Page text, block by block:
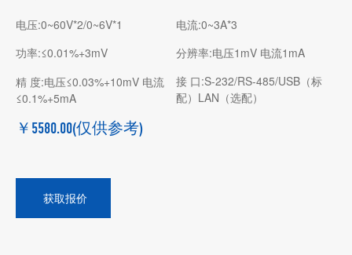
电压:0~60V*2/0~6V*1
电流:0~3A*3
功率:≤0.01%+3mV
分辨率:电压1mV 电流1mA
精 度:电压≤0.03%+10mV 电流
≤0.1%+5mA
接 口:S-232/RS-485/USB（标
配）LAN（选配）
￥5580.00(仅供参考)
获取报价